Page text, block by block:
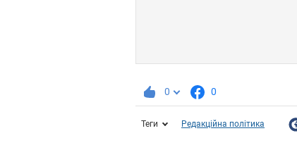
0 0
Теги Редакційна політика